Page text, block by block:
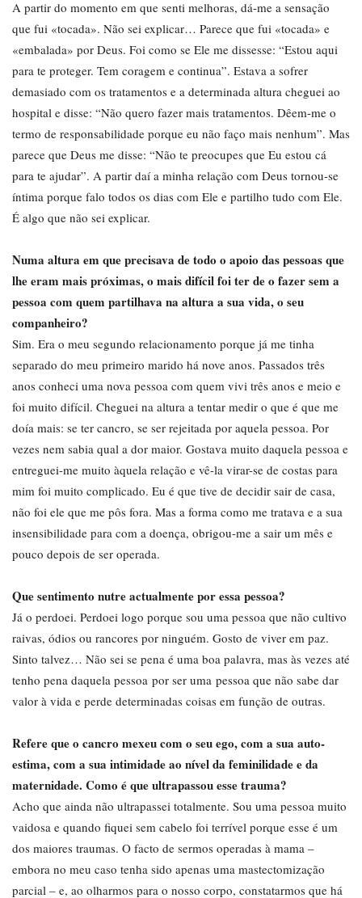
A partir do momento em que senti melhoras, dá-me a sensação
que fui «tocada». Não sei explicar… Parece que fui «tocada» e
«embalada» por Deus. Foi como se Ele me dissesse: “Estou aqui
para te proteger. Tem coragem e continua”. Estava a sofrer
demasiado com os tratamentos e a determinada altura cheguei ao
hospital e disse: “Não quero fazer mais tratamentos. Dêem-me o
termo de responsabilidade porque eu não faço mais nenhum”. Mas
parece que Deus me disse: “Não te preocupes que Eu estou cá
para te ajudar”. A partir daí a minha relação com Deus tornou-se
íntima porque falo todos os dias com Ele e partilho tudo com Ele.
É algo que não sei explicar.
Numa altura em que precisava de todo o apoio das pessoas que
lhe eram mais próximas, o mais difícil foi ter de o fazer sem a
pessoa com quem partilhava na altura a sua vida, o seu
companheiro?
Sim. Era o meu segundo relacionamento porque já me tinha
separado do meu primeiro marido há nove anos. Passados três
anos conheci uma nova pessoa com quem vivi três anos e meio e
foi muito difícil. Cheguei na altura a tentar medir o que é que me
doía mais: se ter cancro, se ser rejeitada por aquela pessoa. Por
vezes nem sabia qual a dor maior. Gostava muito daquela pessoa e
entreguei-me muito àquela relação e vê-la virar-se de costas para
mim foi muito complicado. Eu é que tive de decidir sair de casa,
não foi ele que me pôs fora. Mas a forma como me tratava e a sua
insensibilidade para com a doença, obrigou-me a sair um mês e
pouco depois de ser operada.
Que sentimento nutre actualmente por essa pessoa?
Já o perdoei. Perdoei logo porque sou uma pessoa que não cultivo
raivas, ódios ou rancores por ninguém. Gosto de viver em paz.
Sinto talvez… Não sei se pena é uma boa palavra, mas às vezes até
tenho pena daquela pessoa por ser uma pessoa que não sabe dar
valor à vida e perde determinadas coisas em função de outras.
Refere que o cancro mexeu com o seu ego, com a sua auto-
estima, com a sua intimidade ao nível da feminilidade e da
maternidade. Como é que ultrapassou esse trauma?
Acho que ainda não ultrapassei totalmente. Sou uma pessoa muito
vaidosa e quando fiquei sem cabelo foi terrível porque esse é um
dos maiores traumas. O facto de sermos operadas à mama –
embora no meu caso tenha sido apenas uma mastectomização
parcial – e, ao olharmos para o nosso corpo, constatarmos que há